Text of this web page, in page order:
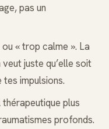
pas un
« trop calme ». La
juste qu’elle soit
impulsions.
plus
profonds.